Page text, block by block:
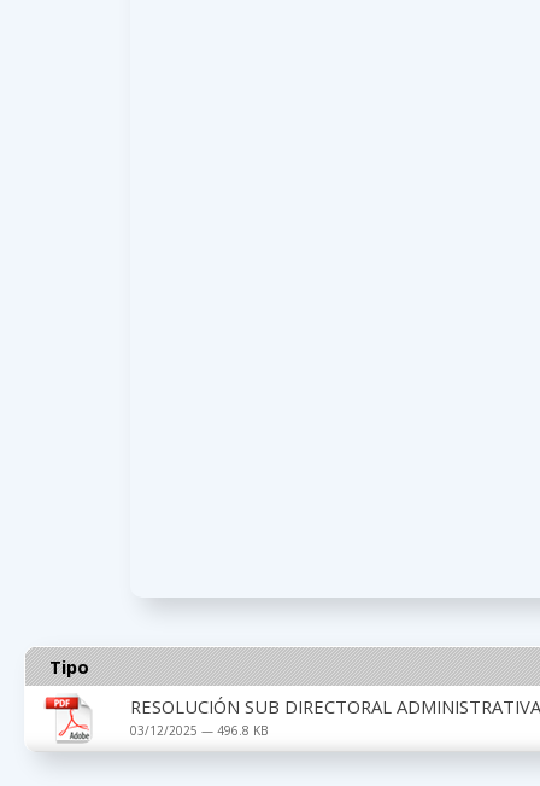
Tipo
RESOLUCIÓN SUB DIRECTORAL
03/12/2025 — 496.8 KB